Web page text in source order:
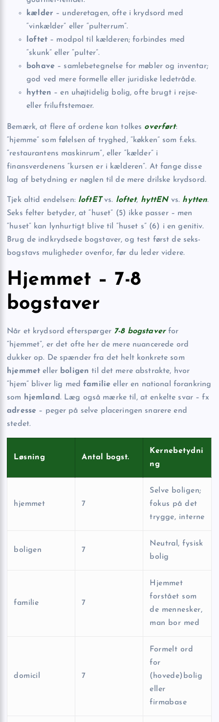
kælder – underetagen, ofte i krydsord med
“vinkælder” eller “pulterrum”.
loftet– modpol til kælderen; forbindes med
“skunk” eller “pulter”.
bohave– samlebetegnelse for møbler og inventar;
god ved mere formelle eller juridiske ledetråde.
hytten – en uhøjtidelig bolig, ofte brugt i rejse-
eller friluftstemaer.
Bemærk, at flere af ordene kan tolkes overført:
“hjemme” som følelsen af tryghed, “køkken” som f.eks.
“restaurantens maskinrum”, eller “kælder” i
finansverdenens “kursen er i kælderen”. At fange disse
lag af betydning er nøglen til de mere drilske krydsord.
Tjek altid endelsen: loftETvs. loftet, hyttENvs. hytten.
Seks felter betyder, at “huset” (5) ikke passer – men
“huset” kan lynhurtigt blive til “huset s” (6) i en genitiv.
Brug de indkrydsede bogstaver, og test først de seks-
bogstavs muligheder ovenfor, før du leder videre.
Hjemmet – 7-8
bogstaver
Når et krydsord efterspørger 7-8 bogstaverfor
“hjemmet”, er det ofte her de mere nuancerede ord
dukker op. De spænder fra det helt konkrete som
hjemmet eller boligen til det mere abstrakte, hvor
“hjem” bliver lig medfamilie eller en national forankring
som
hjemland. Læg også mærke til, at enkelte svar – fx
adresse – peger på selve placeringen snarere end
stedet.
Løsning Antal bogst.
Kernebetydni
ng
hjemmet 7
Selve boligen;
fokus på det
trygge, interne
boligen 7
Neutral, fysisk
bolig
familie 7
Hjemmet
forstået som
de mennesker,
man bor med
domicil 7
Formelt ord
for
(hovede)bolig
eller
firmabase